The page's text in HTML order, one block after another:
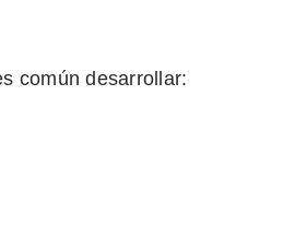
común desarrollar: